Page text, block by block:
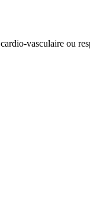
vasculaire ou